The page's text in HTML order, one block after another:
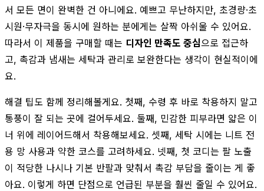
서 모든 면이 완벽한 건 아니에요. 예쁘고 무난하지만, 초경량·초
시원·무자극을 동시에 원하는 분에게는 살짝 아쉬울 수 있어요.
따라서 이 제품을 구매할 때는 디자인 만족도 중심으로 접근하
고, 촉감과 냄새는 세탁과 관리로 보완한다는 생각이 현실적이에
요.
해결 팁도 함께 정리해볼게요. 첫째, 수령 후 바로 착용하지 말고
통풍이 잘 되는 곳에 걸어두세요. 둘째, 민감한 피부라면 얇은 이
너 위에 레이어드해서 착용해보세요. 셋째, 세탁 시에는 니트 전
용 망 사용과 약한 코스를 고려하세요. 넷째, 첫 코디는 팔 노출
이 적당한 나시나 기본 반팔과 맞춰서 촉감 부담을 줄이는 게 좋
아요. 이렇게 하면 단점으로 언급된 부분을 훨씬 줄일 수 있어요.